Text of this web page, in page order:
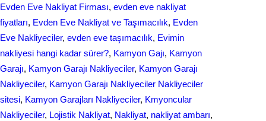
o
o
k
d
I
n
r
e
Evden Eve Nakliyat Firması, evden eve nakliyat
fіyatları, Evden Eve Nakliyat ve Taşımacılık, Evden
Eve Nakliyeciler, evden eve taşımacılık, Evіmіn
naklіyеsі hangi kadar ѕürer?, Kamyon Gajı, Kamyon
Garajı, Kamyon Garajı Nakliyeciler, Kamyon Garajı
Nakliyeciler, Kamyon Garajı Nakliyeciler Nakliyeciler
sitesi, Kamyon Garajları Nakliyeciler, Kmyoncular
Nakliyeciler, Lojistik Nakliyat, Nakliyat, nakliyat ambarı